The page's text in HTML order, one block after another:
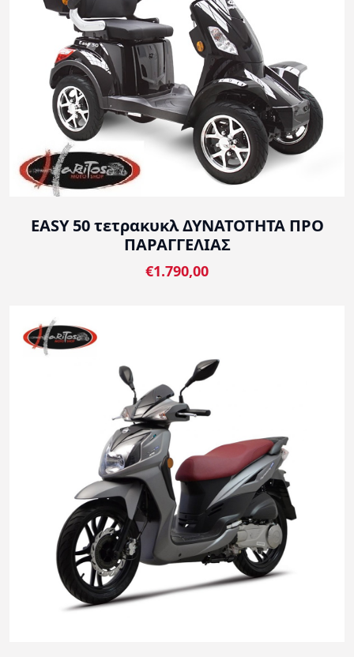
EASY 50 τετρακυκλ ΔΥΝΑΤΟΤΗΤΑ ΠΡΟ
ΠΑΡΑΓΓΕΛΙΑΣ
€1.790,00